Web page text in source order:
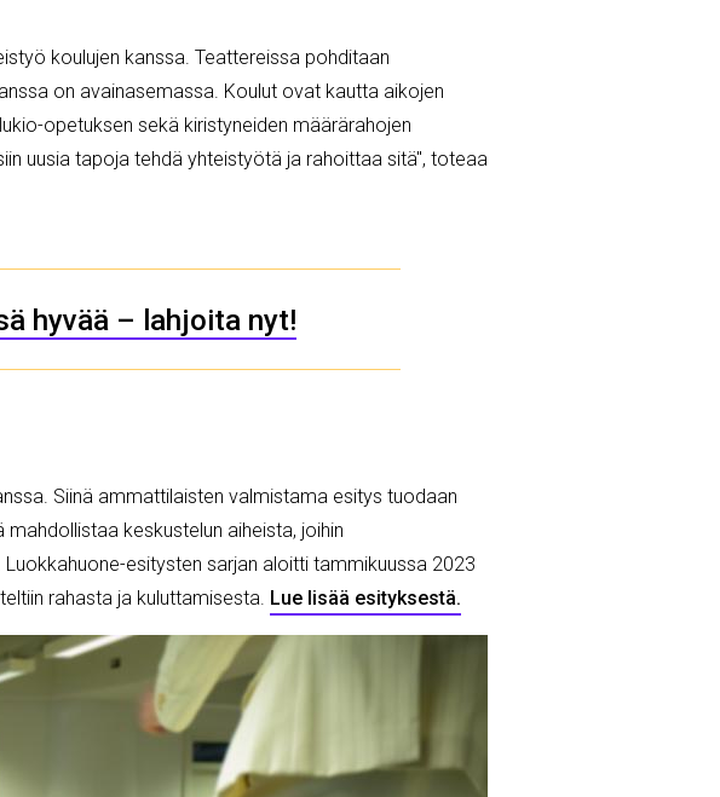
koulujen kanssa. Teattereissa pohditaan
on avainasemassa. Koulut ovat kautta aikojen
opetuksen sekä kiristyneiden määrärahojen
uusia tapoja tehdä yhteistyötä ja rahoittaa sitä", toteaa
hyvää – lahjoita nyt!
Siinä ammattilaisten valmistama esitys tuodaan
keskustelun aiheista, joihin
esitysten sarjan aloitti tammikuussa 2023
rahasta ja kuluttamisesta. Lue lisää esityksestä.